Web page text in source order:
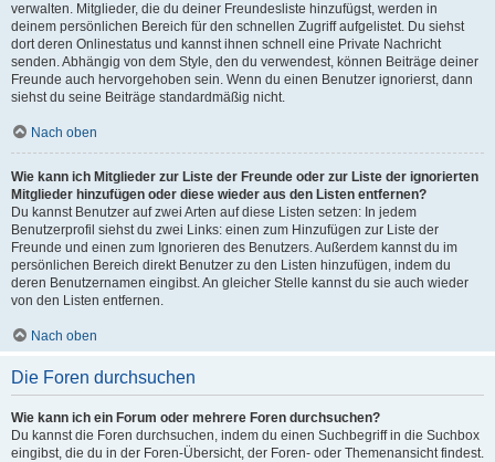
verwalten. Mitglieder, die du deiner Freundesliste hinzufügst, werden in
deinem persönlichen Bereich für den schnellen Zugriff aufgelistet. Du siehst
dort deren Onlinestatus und kannst ihnen schnell eine Private Nachricht
senden. Abhängig von dem Style, den du verwendest, können Beiträge deiner
Freunde auch hervorgehoben sein. Wenn du einen Benutzer ignorierst, dann
siehst du seine Beiträge standardmäßig nicht.
Nach oben
Wie kann ich Mitglieder zur Liste der Freunde oder zur Liste der ignorierten
Mitglieder hinzufügen oder diese wieder aus den Listen entfernen?
Du kannst Benutzer auf zwei Arten auf diese Listen setzen: In jedem
Benutzerprofil siehst du zwei Links: einen zum Hinzufügen zur Liste der
Freunde und einen zum Ignorieren des Benutzers. Außerdem kannst du im
persönlichen Bereich direkt Benutzer zu den Listen hinzufügen, indem du
deren Benutzernamen eingibst. An gleicher Stelle kannst du sie auch wieder
von den Listen entfernen.
Nach oben
Die Foren durchsuchen
Wie kann ich ein Forum oder mehrere Foren durchsuchen?
Du kannst die Foren durchsuchen, indem du einen Suchbegriff in die Suchbox
eingibst, die du in der Foren-Übersicht, der Foren- oder Themenansicht findest.